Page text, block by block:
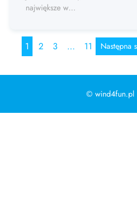
największe w…
1 2 3 … 11 Następna
© wind4fun.pl